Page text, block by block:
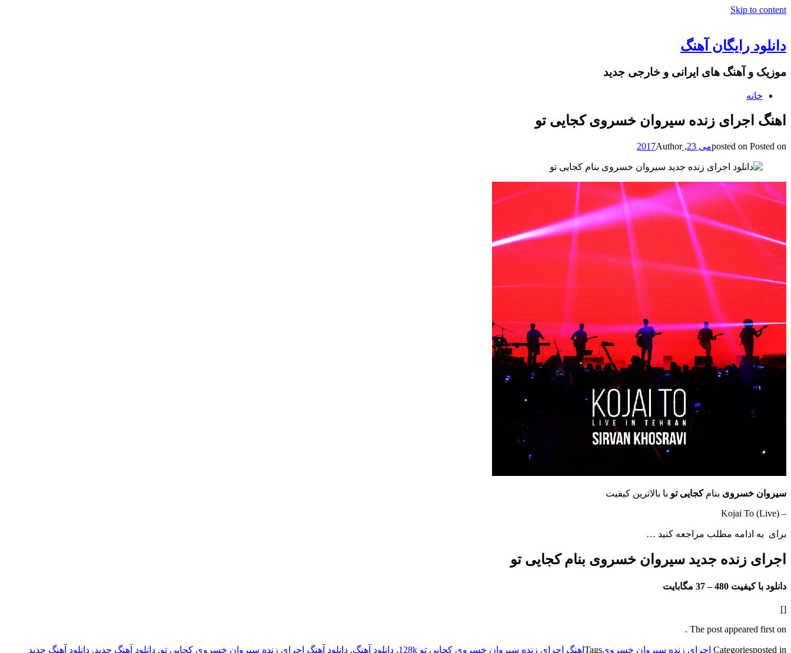
Skip to content
دانلود رایگان آهنگ
موزیک و آهنگ های ایرانی و خارجی جدید
خانه
اهنگ اجرای زنده سیروان خسروی کجایی تو
posted on Posted on می 23, 2017 Author
سیروان خسروی بنامکجایی تو با بالاترین کیفیت
– Kojai To (Live)
برای به ادامه مطلب مراجعه کنید …
اجرای زنده جدید سیروان خسروی بنام کجایی تو
دانلود با کیفیت 480 – 37 مگابایت
[]
The post appeared first on .
Categoriesposted in اجرای زنده سیروان خسرویTags اهنگ اجرای زنده سیروان خسروی کجایی تو 128k , دانلود آهنگ, دانلود آهنگ اجرای زنده سیروان خسروی کجایی تو, دانلود آهنگ جدید, دانلود آهنگ جدید